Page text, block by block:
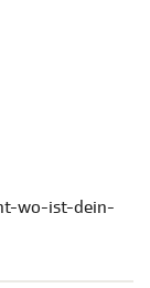
wo-ist-dein-